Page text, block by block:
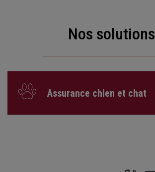
Nos solutions
Assurance chien et chat